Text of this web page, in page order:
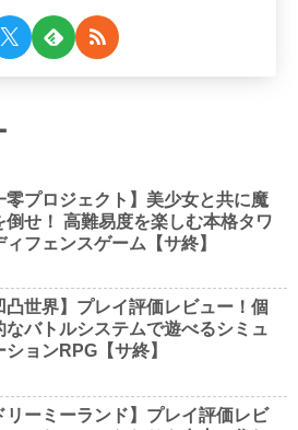
零プロジェクト】美少女と共に魔
倒せ！ 高難易度を楽しむ本格タワ
ィフェンスゲーム【サ終】
凸世界】プレイ評価レビュー！個
なバトルシステムで遊べるシミュ
ションRPG【サ終】
リーミーランド】プレイ評価レビ